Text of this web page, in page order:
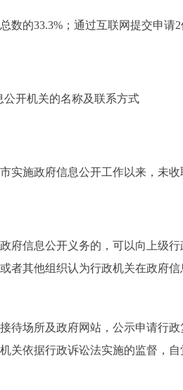
的33.3%；通过互联网提交申请2
开机关的名称及联系方式
施政府信息公开工作以来，未收
信息公开义务的，可以向上级行
者其他组织认为行政机关在政府
场所及政府网站，公示申请行政
关依据行政诉讼法实施的监督，